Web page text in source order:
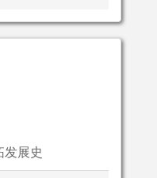
发展史